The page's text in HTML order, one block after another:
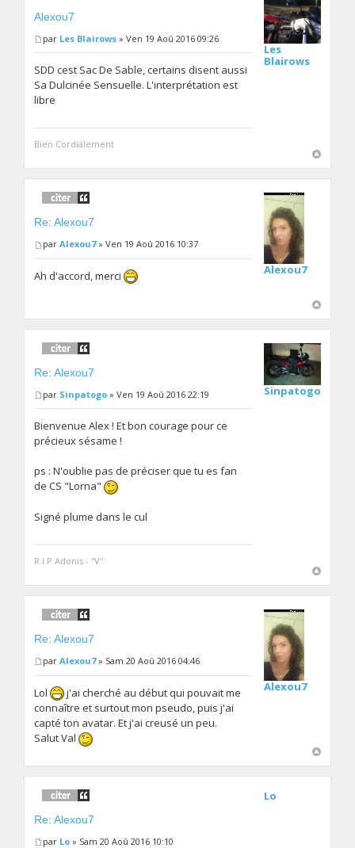
Alexou7
par Les Blairows » Ven 19 Aoû 2016 09:26
SDD cest Sac De Sable, certains disent aussi
Sa Dulcinée Sensuelle. L'interprétation est
libre
Bien Cordialement
Les
Blairows
Re: Alexou7
parAlexou7» Ven 19 Aoû 2016 10:37
Ah d'accord, merci Alexou7
Re: Alexou7
par Sinpatogo » Ven 19 Aoû 2016 22:19
Bienvenue Alex ! Et bon courage pour ce
précieux sésame !
ps : N'oublie pas de préciser que tu es fan
de CS "Lorna"
Signé plume dans le cul
R.I.P Adonis - ''V''
Sinpatogo
Re: Alexou7
parAlexou7» Sam 20 Aoû 2016 04:46
Lol
j'ai cherché au début qui pouvait me
connaître et surtout mon pseudo, puis j'ai
capté ton avatar. Et j'ai creusé un peu.
Salut Val
Alexou7
Re: Alexou7
par Lo » Sam 20 Aoû 2016 10:10
Lo